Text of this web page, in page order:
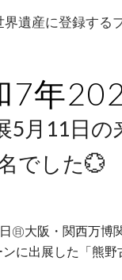
7年
5月11日の
でした💮
㊐大阪・関西万博
ンに出展した「熊